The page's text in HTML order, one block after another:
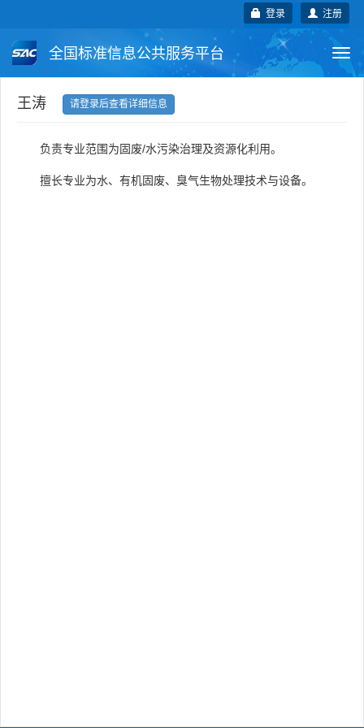
注册
登录
全国标准信息公共服务平台
国家标准 行业标准
国外标准 技术委员会
王涛 请登录后查看详细信息
负责专业范围为固废/水污染治理及资源化利用。
擅长专业为水、有机固废、臭气生物处理技术与设备。